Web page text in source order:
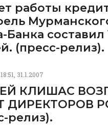
работы
Банка составил
(пресс-релиз).
18:51, 31.1.2007
КЛИШАС
ДИРЕКТОРОВ
релиз).